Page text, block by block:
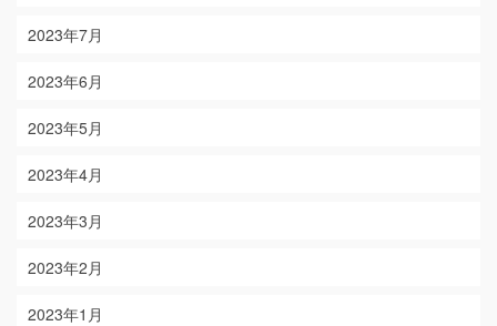
2023年7月
2023年6月
2023年5月
2023年4月
2023年3月
2023年2月
2023年1月